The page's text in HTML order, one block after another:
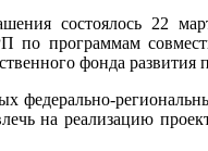
состоялось 22
по программам
фонда
федерально-
на реализацию